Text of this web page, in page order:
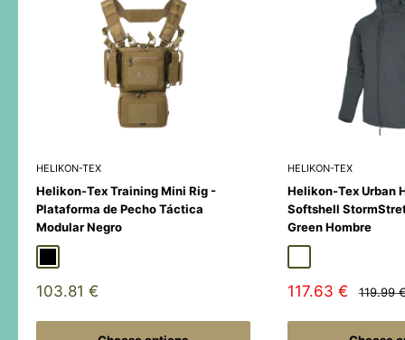
HELIKON-TEX
Helikon-Tex Training Mini Rig -
Plataforma de Pecho Táctica
Modular Negro
Sale
103.81 €
HELIKON-TEX
Helikon-Tex Urban
Softshell
Green Hombre
Sale
117.63 €
Regular
119.99